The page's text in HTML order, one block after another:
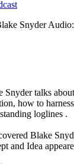
Snyder
Snyder talks
how to
loglines .
Blake
and Idea